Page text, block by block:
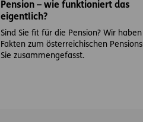
Pension – wie funktioniert das
eigentlich?
Sind Sie fit für die Pension? Wir
Fakten zum österreichischen
Sie zusammengefasst.